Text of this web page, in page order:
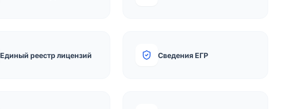
Единый реестр лицензий Сведения ЕГР